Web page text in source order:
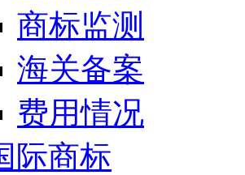
商标监测
海关备案
费用情况
际商标